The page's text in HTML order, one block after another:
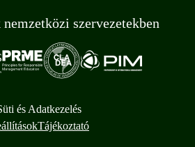
nemzetközi szervezetekben
és Adatkezelés
Tájékoztató